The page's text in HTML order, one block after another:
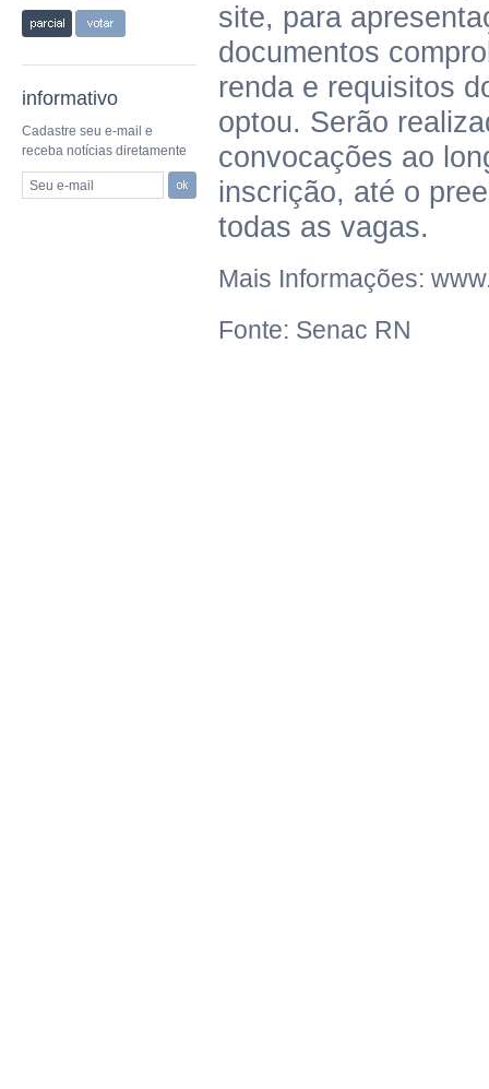
informativo
Cadastre seu e-mail e
receba notícias diretamente
Seu e-mail
site, para
documentos
renda e requisitos
optou. Serão
convocações ao
inscrição, até o
todas as vagas.
Mais Informações:
Fonte: Senac RN